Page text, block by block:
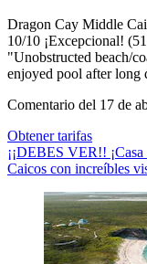
Dragon Cay Middle
10/10 ¡Excepcional!
"Unobstructed beach/
enjoyed pool after
Comentario del 17 de
Obtener tarifas
¡¡DEBES VER!!
Caicos con increíbles